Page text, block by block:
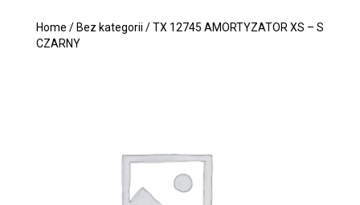
Home / Bez kategorii / TX 12745 AMORTYZATOR XS – S
CZARNY